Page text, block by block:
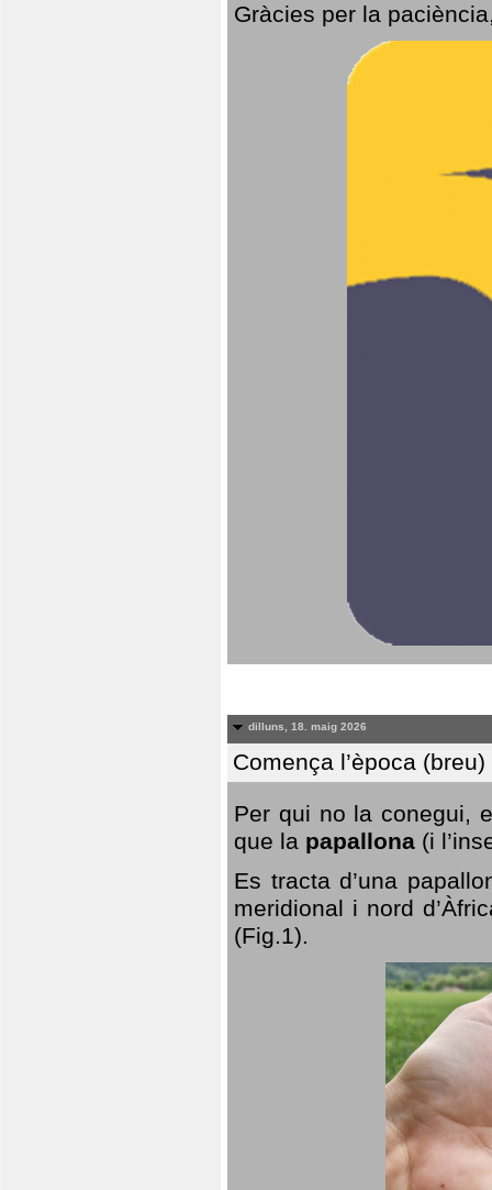
Gràcies per la
dilluns, 18. maig 2026
Comença l’època
Per qui no la conegui,
que la papallona (i
Es tracta d’una
meridional i nord
(Fig.1).